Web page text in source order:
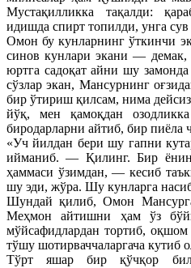
Мустақилликка тақалди:
идишда спирт топилди, унга
Омон бу кунларнинг ўткинчи
синов кунлари экани — демак,
юртга садоқат айни шу
сўзлар экан, Мансурнинг
бир ўтириш қилсам, нима
йўқ, мен қамоқдан
биродарларни айтиб, бир
«Уч йилдан бери шу гапни
ийманиб. — Қилинг. Бир
ҳаммаси ўзимдан, — кесиб
шу эди, жўра. Шу кунларга
Шундай қилиб, Омон
Меҳмон айтишни ҳам ўз
мўйсафидлардан тортиб,
тўшу шотирваччаларгача кутиб
Тўрт яшар бир қўчқор